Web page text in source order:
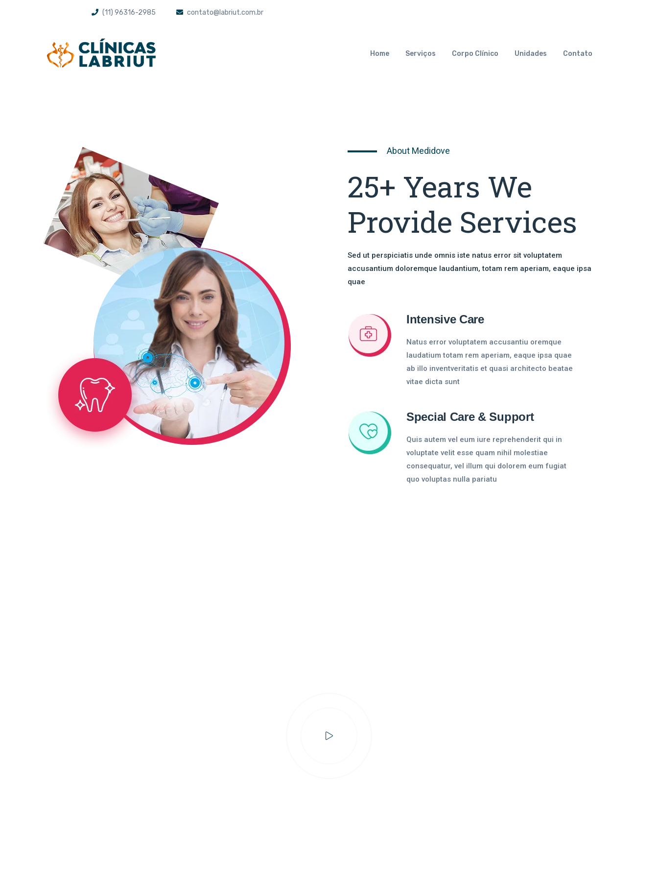
(11) 96316-2985 contato@labriut.com.br
Home Serviços Corpo Clínico Unidades Contato
About Medidove
25+ Years We
Provide Services
Sed ut perspiciatis unde omnis iste natus error sit voluptatem
accusantium doloremque laudantium, totam rem aperiam, eaque ipsa
quae
Intensive Care
Natus error voluptatem accusantiu oremque
laudatium totam rem aperiam, eaque ipsa quae
ab illo inventveritatis et quasi architecto beatae
vitae dicta sunt
Special Care & Support
Quis autem vel eum iure reprehenderit qui in
voluptate velit esse quam nihil molestiae
consequatur, vel illum qui dolorem eum fugiat
quo voluptas nulla pariatu